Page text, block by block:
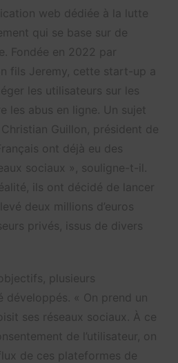
web dédiée à la lutte
qui se base sur de
Fondée en 2022 par
fils Jeremy, cette start-up a
les utilisateurs sur les
les abus en ligne. Un sujet
Guillon, président de
ont déjà eu des
sociaux », souligne-t-il.
ils ont décidé de lancer
deux millions d’euros
privés, issus de divers
plusieurs
« On prend un
ses réseaux sociaux. À ce
de l’utilisateur, on
de ces plateformes de